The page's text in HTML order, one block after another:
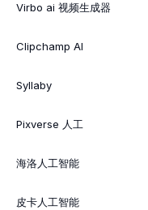
Virbo ai 视频生成器
Clipchamp AI
Syllaby
Pixverse 人工
海洛人工智能
皮卡人工智能